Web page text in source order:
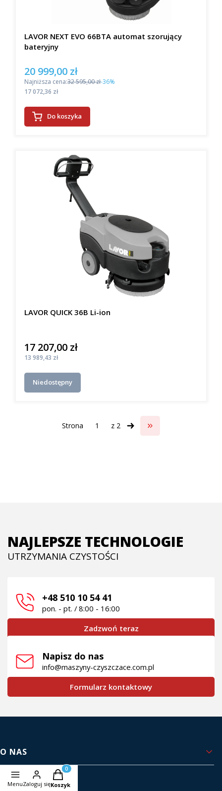
LAVOR NEXT EVO 66BTA automat szorujący
bateryjny
Cena promocyjna
20 999,00 zł
Najniższa cena:32 595,00 zł-36%
Cena
17 072,36 zł
Do koszyka
LAVOR QUICK 36B Li-ion
Cena
17 207,00 zł
Cena
13 989,43 zł
Niedostępny
Strona z 2 Przejdź do ostatniej
NAJLEPSZE TECHNOLOGIE
UTRZYMANIA CZYSTOŚCI
+48 510 10 54 41
pon. - pt. / 8:00 - 16:00
Zadzwoń teraz
Napisz do nas
info@maszyny-czyszczace.com.pl
Formularz kontaktowy
Linki w stopce
O NAS
Kontakt i dane firmy
MenuZaloguj się
Produkty w koszyku: 0. Zobacz szczegóły
Koszyk